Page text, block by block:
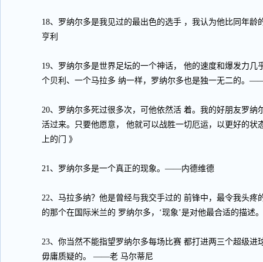
18、罗纳尔多是我见过的最出色的选手 ，我认为他比同年
亨利
19、罗纳尔多是世界足坛的一个神话， 他的速度和爆发力几
个贝利、一个马拉多 纳一样，罗纳尔多也是独一无二的。
20、罗纳尔多死过很多次，可他依然活 着。我的好朋友罗纳
活过来。只要他愿意， 他就可以战胜一切厄运，以更好的
上的门 》
21、罗纳尔多是一个真正的现象。——内德维德
22、马拉多纳？他是曾经与我交手过的 前锋中，最令我头疼
的那个在国际米兰的 罗纳尔多，‘现象’是对他最合适的描
23、你当然不能指望罗纳尔多每场比赛 都打进两三个超级进
毋庸质疑的。 ——老 马尔蒂尼